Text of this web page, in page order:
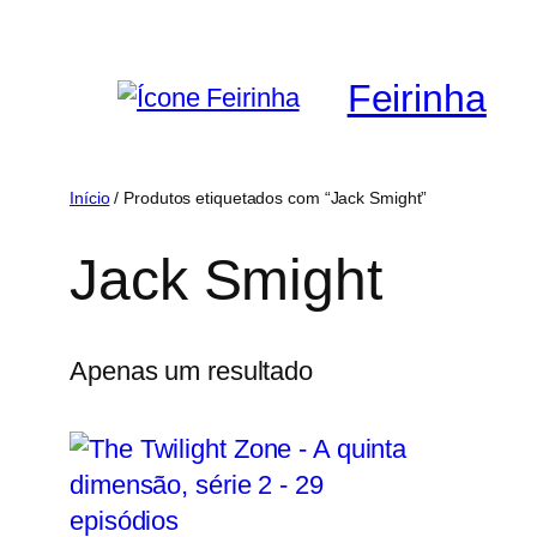
Feirinha
Início/ Produtos etiquetados com “Jack Smight”
Jack Smight
Apenas um resultado